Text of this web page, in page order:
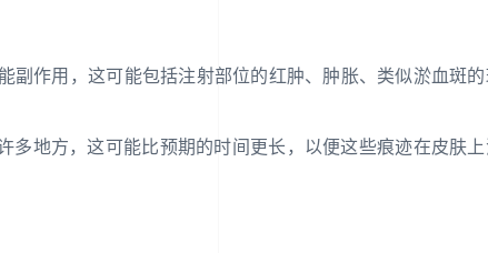
副作用，这可能包括注射部位的红肿、肿胀、类似淤血斑
地方，这可能比预期的时间更长，以便这些痕迹在皮肤